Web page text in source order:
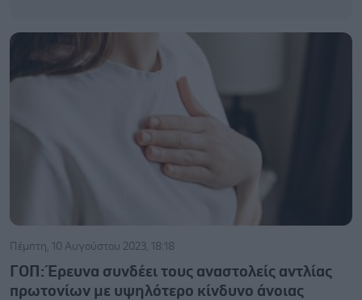
Πέμπτη, 10 Αυγούστου 2023, 18:18
ΓΟΠ: Έρευνα συνδέει τους αναστολείς αντλίας
πρωτονίων με υψηλότερο κίνδυνο άνοιας